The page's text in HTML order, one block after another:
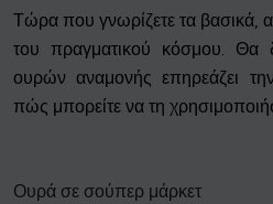
Τώρα που γνωρίζετε τα βασικά,
του πραγματικού κόσμου.
ουρών αναμονής επηρεάζει
πώς μπορείτε να τη
Ουρά σε σούπερ μάρκετ